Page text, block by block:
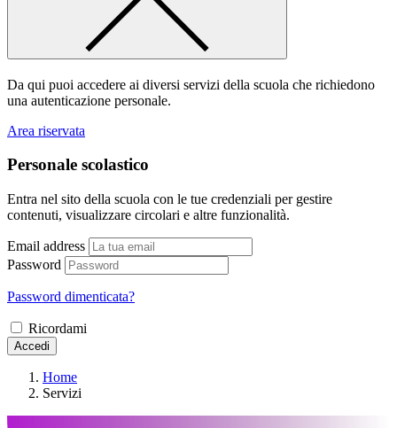
Da qui puoi accedere ai diversi servizi della scuola che richiedono
una autenticazione personale.
Area riservata
Personale scolastico
Entra nel sito della scuola con le tue credenziali per gestire
contenuti, visualizzare circolari e altre funzionalità.
Email address
Password
Password dimenticata?
Ricordami
Accedi
Home
Servizi